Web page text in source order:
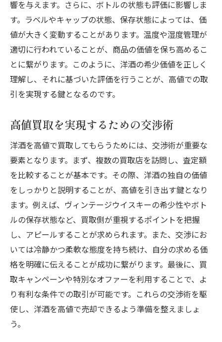
響を与えます。さらに、ボトルの状態も評価に影響しま
す。ラベルやキャップの状態、保存状態によっては、価
値が大きく変動することがあります。温度や湿度管理が
適切に行われていることが、商品の価値を保ち高めるこ
とに繋がります。このように、洋酒の希少価値を正しく
理解し、それに基づいた評価を行うことが、高値での取
引を実現する鍵となるのです。
高値買取を実現するための交渉術
洋酒を高値で買取してもらうためには、交渉術が重要な
要素となります。まず、複数の買取店を訪問し、査定額
を比較することが基本です。その際、洋酒の独自の価値
をしっかりと説明することが、高値を引き出す鍵となり
ます。例えば、ヴィンテージウイスキーの希少性やボト
ルの保存状態など、買取側が重視するポイントを把握
し、アピールすることが求められます。また、交渉にお
いては冷静かつ柔軟な態度を持ち続け、自分の求める価
格を明確に伝えることが成功に繋がります。最後に、買
取キャンペーンや特別なオファーを利用することで、よ
り有利な条件での取引が可能です。これらの交渉術を駆
使し、洋酒を高値で売却できるよう準備を整えましょ
う。